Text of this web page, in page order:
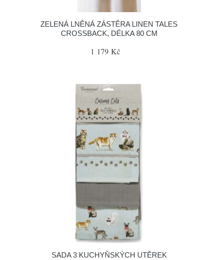
ZELENÁ LNĚNÁ ZÁSTĚRA LINEN TALES
CROSSBACK, DÉLKA 80 CM
1 179 Kč
SADA 3 KUCHYŇSKÝCH UTĚREK